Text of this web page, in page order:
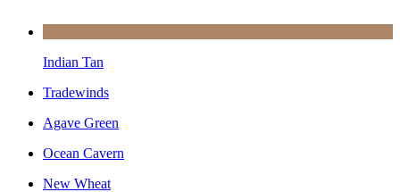
Indian Tan
Tradewinds
Agave Green
Ocean Cavern
New Wheat